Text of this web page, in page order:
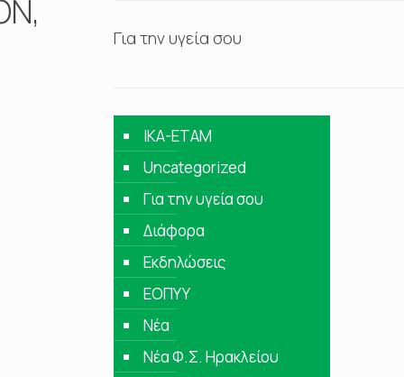
Για την υγεία σου
IKA-ETAM
Uncategorized
Για την υγεία σου
Διάφορα
Εκδηλώσεις
ΕΟΠΥΥ
Νέα
Νέα Φ.Σ. Ηρακλείου